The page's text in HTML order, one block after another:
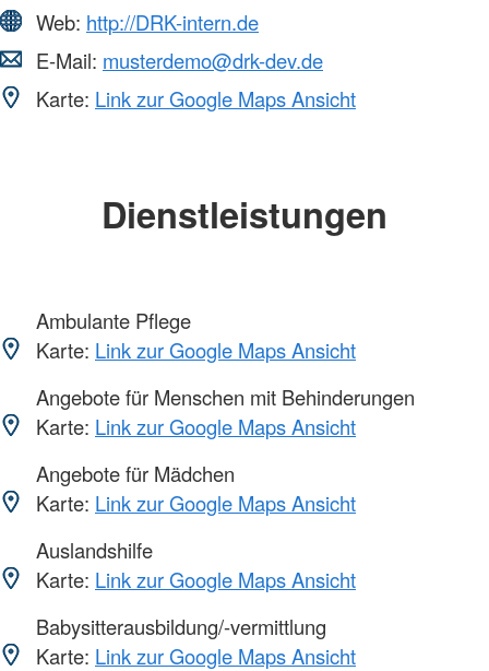
Web: http://DRK-intern.de
E-Mail: musterdemo@drk-dev.de
Karte: Link zur Google Maps Ansicht
Dienstleistungen
Ambulante Pflege
Karte: Link zur Google Maps Ansicht
Angebote für Menschen mit Behinderungen
Karte: Link zur Google Maps Ansicht
Angebote für Mädchen
Karte: Link zur Google Maps Ansicht
Auslandshilfe
Karte: Link zur Google Maps Ansicht
Babysitterausbildung/-vermittlung
Karte: Link zur Google Maps Ansicht